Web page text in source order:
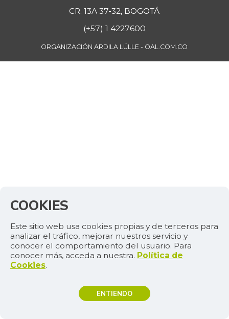
CR. 13A 37-32, BOGOTÁ
(+57) 1 4227600
ORGANIZACIÓN ARDILA LÜLLE - OAL.COM.CO
COOKIES
Este sitio web usa cookies propias y de terceros para
analizar el tráfico, mejorar nuestros servicio y
conocer el comportamiento del usuario. Para
conocer más, acceda a nuestra. Política de
Cookies.
ENTIENDO